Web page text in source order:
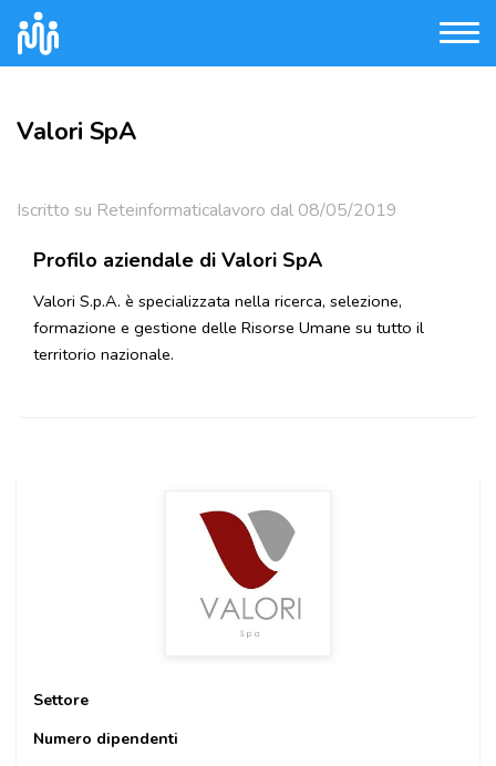
Valori SpA
Iscritto su Reteinformaticalavoro dal 08/05/2019
Profilo aziendale di Valori SpA
Valori S.p.A. è specializzata nella ricerca, selezione,
formazione e gestione delle Risorse Umane su tutto il
territorio nazionale.
Settore
Numero dipendenti